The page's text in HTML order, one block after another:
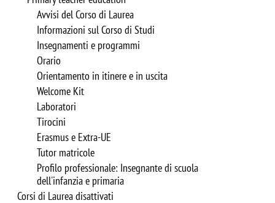
Avvisi del Corso di Laurea
Informazioni sul Corso di Studi
Insegnamenti e programmi
Orario
Orientamento in itinere e in uscita
Welcome Kit
Laboratori
Tirocini
Erasmus e Extra-UE
Tutor matricole
Profilo professionale: Insegnante di scuola
dell'infanzia e primaria
Corsi di Laurea disattivati